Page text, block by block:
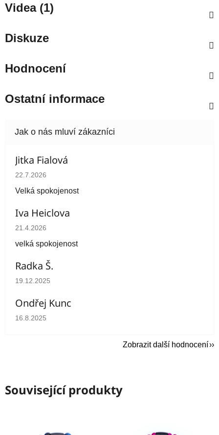
Videa (1)
Diskuze
Hodnocení
Ostatní informace
Jitka Fialová
Hodnocení obchodu je 5 z 5 hvězdiček.
22.7.2026
Velká spokojenost
Iva Heiclova
Hodnocení obchodu je 5 z 5 hvězdiček.
21.4.2026
velká spokojenost
Radka Š.
Hodnocení obchodu je 5 z 5 hvězdiček.
19.12.2025
Ondřej Kunc
Hodnocení obchodu je 5 z 5 hvězdiček.
16.8.2025
Zobrazit další hodnocení
Související produkty